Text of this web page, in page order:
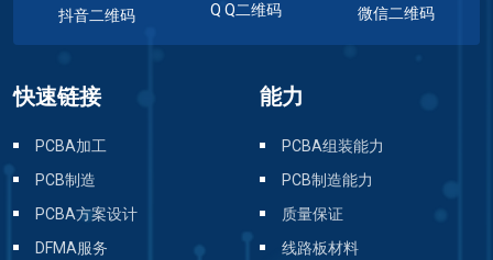
抖音二维码 Q Q二维码 微信二维码
快速链接
PCBA加工
PCB制造
PCBA方案设计
DFMA服务
能力
PCBA组装能力
PCB制造能力
质量保证
线路板材料